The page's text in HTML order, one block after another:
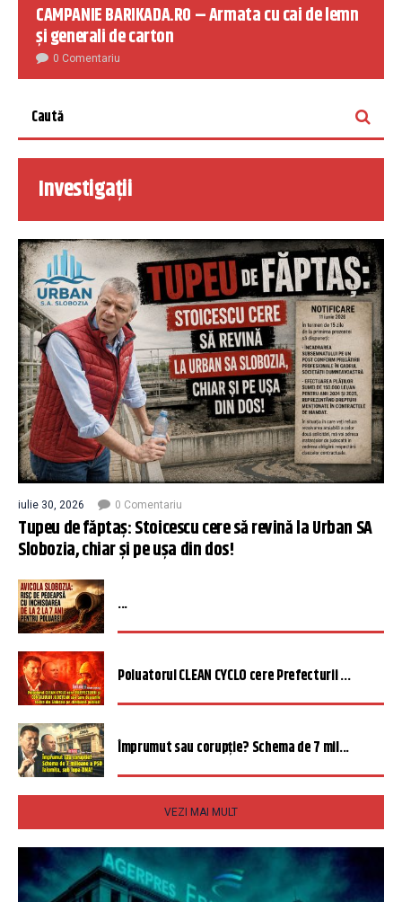
CAMPANIE BARIKADA.RO – Armata cu cai de lemn
și generali de carton
0 Comentariu
Investigații
iulie 30, 2026 0 Comentariu
Tupeu de făptaș: Stoicescu cere să revină la Urban SA
Slobozia, chiar și pe ușa din dos!
...
Poluatorul CLEAN CYCLO cere Prefecturii ...
Împrumut sau corupție? Schema de 7 mil...
VEZI MAI MULT